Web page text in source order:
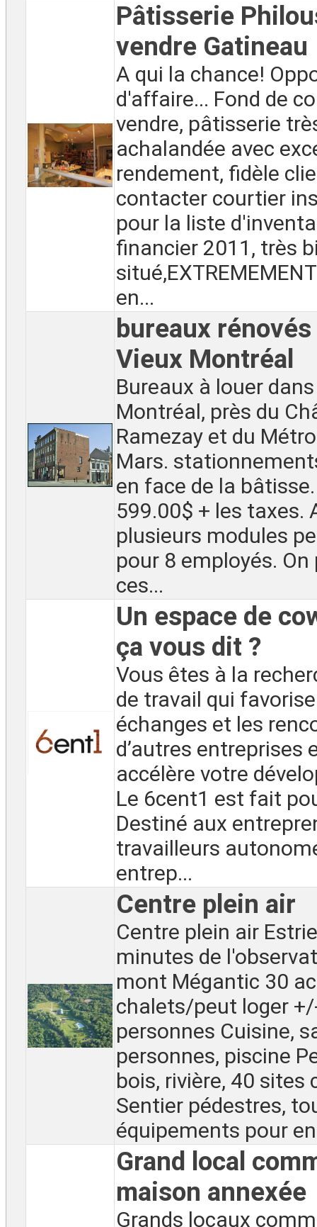
Pâtisserie
vendre Gatineau
A qui la chance!
d'affaire... Fond de
vendre, pâtisserie
achalandée avec
rendement, fidèle
contacter courtier
pour la liste
financier 2011, très
en...
bureaux
Vieux Montréal
Bureaux à louer
Montréal, près du
Ramezay et du
Mars.
en face de la
599.00$ + les taxes.
plusieurs modules
pour 8 employés.
ces...
Un espace de
ça vous dit ?
Vous êtes à la
de travail qui
échanges et les
d’autres entreprises
accélère votre
Le 6cent1 est fait
Destiné aux
travailleurs
entrep...
Centre plein air
Centre plein air
minutes de
mont Mégantic 30
chalets/peut loger
personnes Cuisine,
personnes, piscine
bois, rivière, 40 sites
Sentier pédestres,
équipements pour
Grand local
maison annexée
Grands locaux